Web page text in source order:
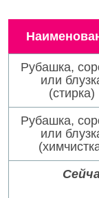
Рубашка,
или
(стирка)
Рубашка,
или